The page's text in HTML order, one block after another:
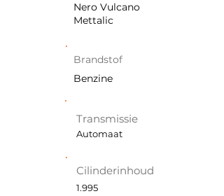
Nero Vulcano
Mettalic
Brandstof
Benzine
Transmissie
Automaat
Cilinderinhoud
1.995